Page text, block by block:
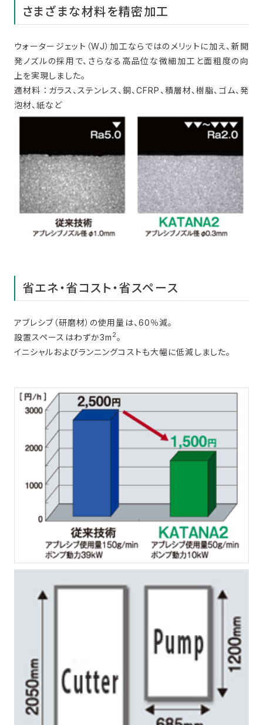
さまざまな材料を精密加工
ウォータージェット（WJ）加工ならではのメリットに加え、新開
発ノズルの採用で、さらなる高品位な微細加工と面粗度の向
上を実現しました。
適材料 ：ガラス、ステンレス、銅、CFRP、積層材、樹脂、ゴム、発
泡材、紙など
省エネ・省コスト・省スペース
アブレシブ（研磨材）の使用量は、60％減。
設置スペースはわずか3m 2。
イニシャルおよびランニングコストも大幅に低減しました。